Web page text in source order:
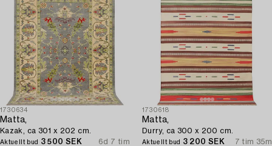
1730634
Matta,
Kazak, ca 301 x 202 cm.
Aktuellt bud 3 500 SEK
6d 7 tim
1730618
Matta,
Durry, ca 300 x 200 cm.
Aktuellt bud 3 200 SEK
7 tim 35m